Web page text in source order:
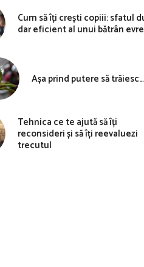
Cum să îți crești copiii: sfatul
dar eficient al unui bătrân
Așa prind putere să trăiesc…
Tehnica ce te ajută să îți
reconsideri și să îți reevaluezi
trecutul